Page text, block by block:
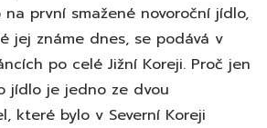
první smažené novoroční jídlo,
jej známe dnes, se podává v
po celé Jižní Koreji. Proč jen
jídlo je jedno ze dvou
které bylo v Severní Koreji